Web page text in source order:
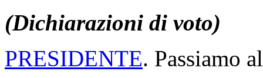
(Dichiarazioni di voto)
PRESIDENTE. Passiamo